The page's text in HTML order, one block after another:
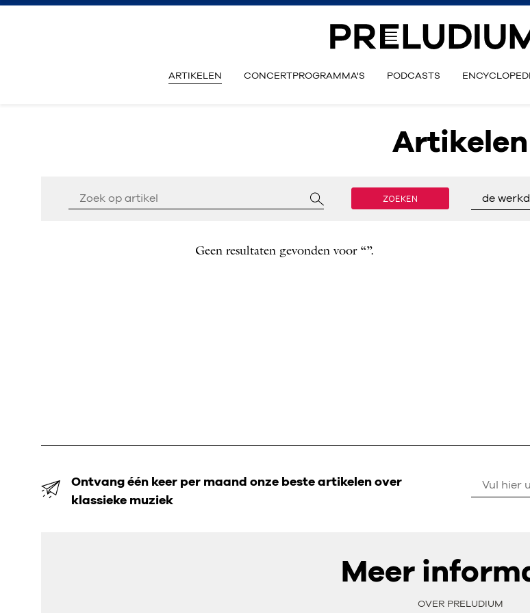
ARTIKELEN CONCERTPROGRAMMA'S PODCASTS
Artikelen
ZOEKEN de
Geen resultaten gevonden voor “”.
Ontvang één keer per maand onze beste artikelen over
klassieke muziek
Meer
OVER PRELUDIUM